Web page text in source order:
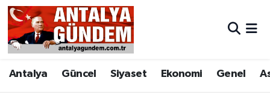
Antalya Güncel Siyaset Ekonomi Genel
Antalya
Asayiş
Antalya Nöbetçi Eczaneler
Antalya Hava Durumu